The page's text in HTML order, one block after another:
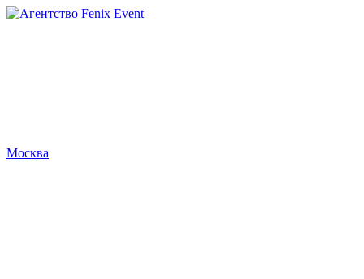
Агентство
Москва